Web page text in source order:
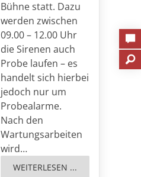
Bühne statt. Dazu
werden zwischen
09.00 – 12.00 Uhr
die Sirenen auch
Probe laufen – es
handelt sich hierbei
jedoch nur um
Probealarme.
Nach den
Wartungsarbeiten
wird…
WEITERLESEN ...